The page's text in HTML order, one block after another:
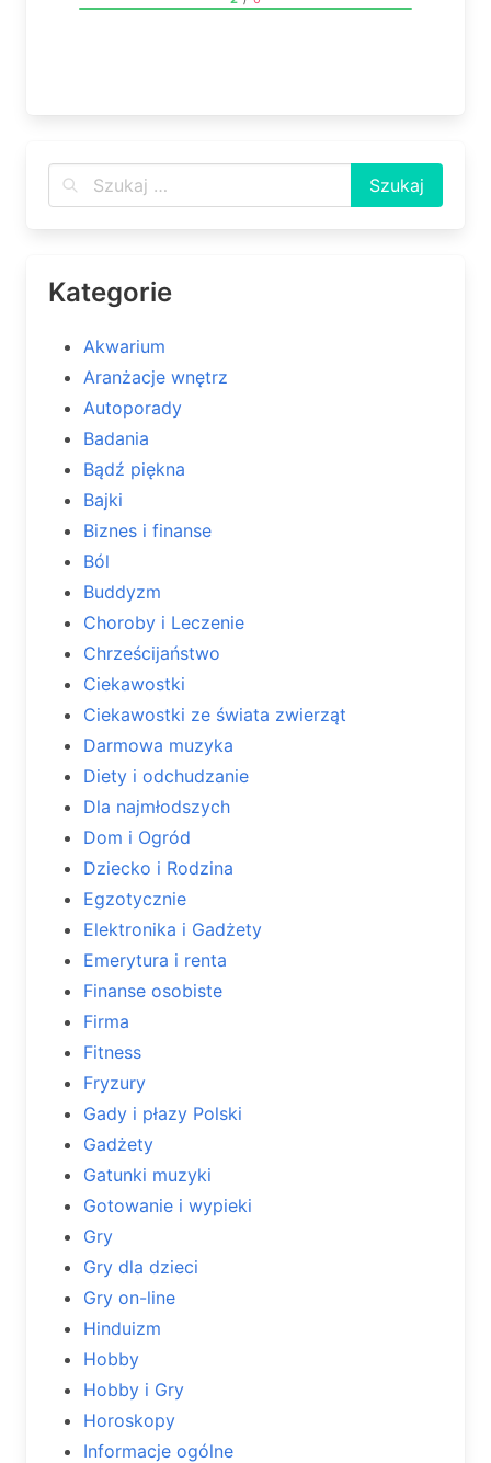
Kategorie
Akwarium
Aranżacje wnętrz
Autoporady
Badania
Bądź piękna
Bajki
Biznes i finanse
Ból
Buddyzm
Choroby i Leczenie
Chrześcijaństwo
Ciekawostki
Ciekawostki ze świata zwierząt
Darmowa muzyka
Diety i odchudzanie
Dla najmłodszych
Dom i Ogród
Dziecko i Rodzina
Egzotycznie
Elektronika i Gadżety
Emerytura i renta
Finanse osobiste
Firma
Fitness
Fryzury
Gady i płazy Polski
Gadżety
Gatunki muzyki
Gotowanie i wypieki
Gry
Gry dla dzieci
Gry on-line
Hinduizm
Hobby
Hobby i Gry
Horoskopy
Informacje ogólne